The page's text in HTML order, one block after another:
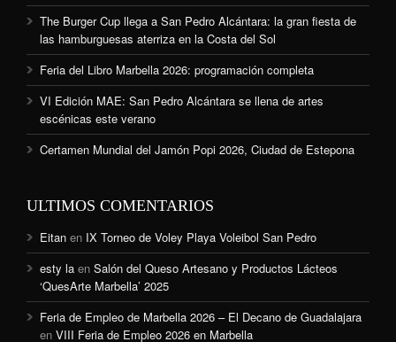
The Burger Cup llega a San Pedro Alcántara: la gran fiesta de
las hamburguesas aterriza en la Costa del Sol
Feria del Libro Marbella 2026: programación completa
VI Edición MAE: San Pedro Alcántara se llena de artes
escénicas este verano
Certamen Mundial del Jamón Popi 2026, Ciudad de Estepona
ULTIMOS COMENTARIOS
Eitan en IX Torneo de Voley Playa Voleibol San Pedro
esty la en Salón del Queso Artesano y Productos Lácteos
‘QuesArte Marbella’ 2025
Feria de Empleo de Marbella 2026 – El Decano de Guadalajara
en VIII Feria de Empleo 2026 en Marbella